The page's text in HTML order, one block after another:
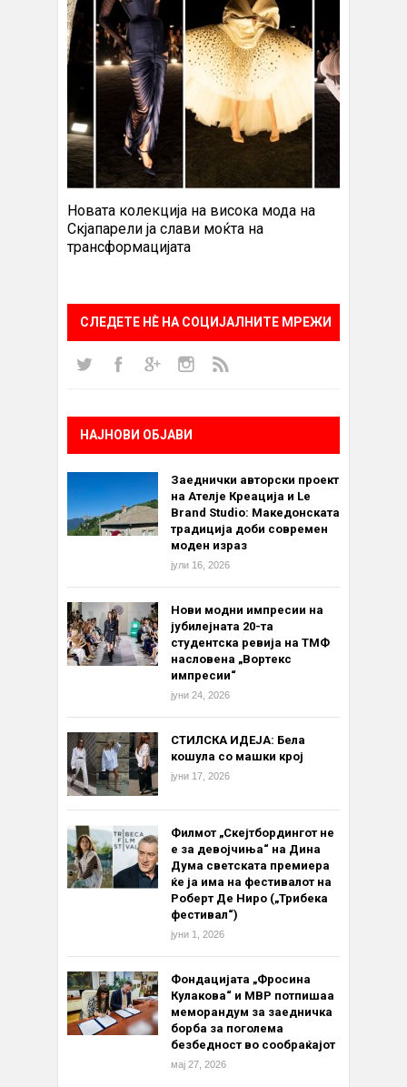
Новата колекција на висока мода на
Скјапарели ја слави моќта на
трансформацијата
СЛЕДЕТЕ НÈ НА СОЦИЈАЛНИТЕ МРЕЖИ
НАЈНОВИ ОБЈАВИ
Заеднички авторски проект
на Ателје Креација и Le
Brand Studio: Македонската
традиција доби современ
моден израз
јули 16, 2026
Нови модни импресии на
јубилејната 20-та
студентска ревија на ТМФ
насловена „Вортекс
импресии“
јуни 24, 2026
СТИЛСКА ИДЕЈА: Бела
кошула со машки крој
јуни 17, 2026
Филмот „Скејтбордингот не
е за девојчиња“ на Дина
Дума светската премиера
ќе ја има на фестивалот на
Роберт Де Ниро („Трибека
фестивал“)
јуни 1, 2026
Фондацијата „Фросина
Кулакова“ и МВР потпишаа
меморандум за заедничка
борба за поголема
безбедност во сообраќајот
мај 27, 2026